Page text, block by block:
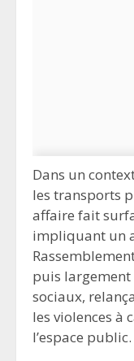
Dans un
les transports
affaire fait
impliquant un
puis largement
sociaux,
les violences à
l’espace public.